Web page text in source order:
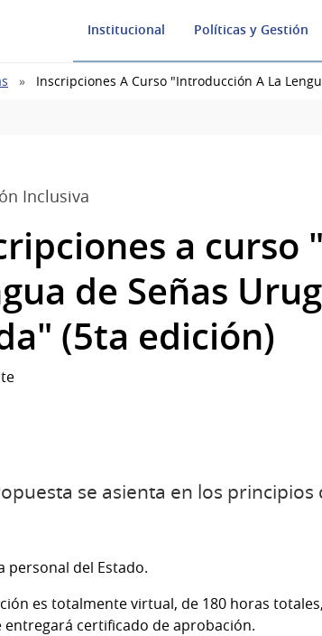
Institucional Políticas y Gestión
Inscripciones A Curso "Introducción A La
Inclusiva
a curso
de Señas
(5ta edición)
se asienta en los
personal del Estado.
es totalmente virtual, de 180 horas
entregará certificado de aprobación.